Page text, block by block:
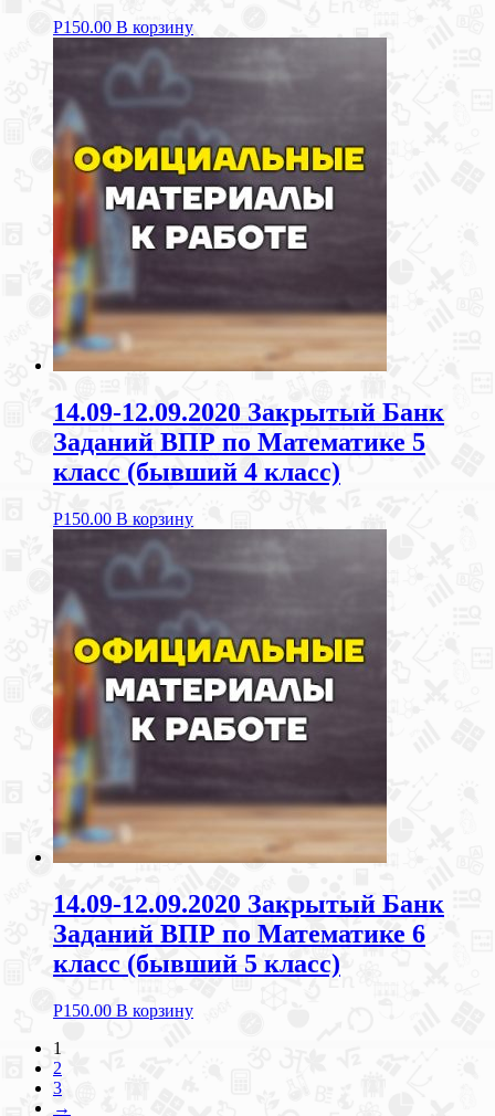
Р150.00 В корзину
14.09-12.09.2020 Закрытый Банк
Заданий ВПР по Математике 5
класс (бывший 4 класс)
Р150.00 В корзину
14.09-12.09.2020 Закрытый Банк
Заданий ВПР по Математике 6
класс (бывший 5 класс)
Р150.00 В корзину
1
2
3
→